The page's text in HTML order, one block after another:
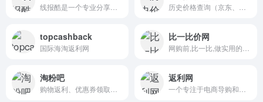
topcashback
国际海淘返利网
比一比价网
淘粉吧 返利网